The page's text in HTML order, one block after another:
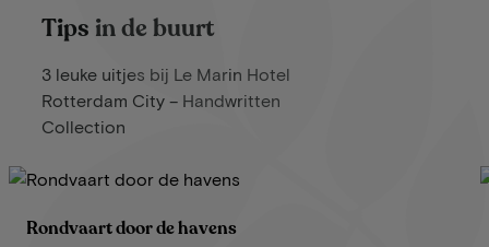
Tips in de buurt
3 leuke uitjes bij Le Marin Hotel
Rotterdam City – Handwritten
Collection
Rondvaart door de havens